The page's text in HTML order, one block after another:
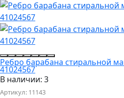
Ребро барабана стиральной
41024567
В наличии: 3
Артикул: 11143